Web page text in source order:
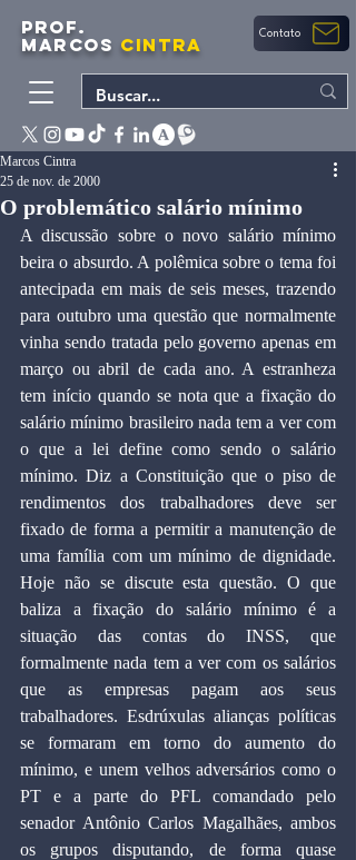
PROF.
MARCOS CINTRA Contato
O problemático salário mínimo
Marcos Cintra
25 de nov. de 2000
A discussão sobre o novo salário mínimo
beira o absurdo. A polêmica sobre o tema foi
antecipada em mais de seis meses, trazendo
para outubro uma questão que normalmente
vinha sendo tratada pelo governo apenas em
março ou abril de cada ano. A estranheza
tem início quando se nota que a fixação do
salário mínimo brasileiro nada tem a ver com
o que a lei define como sendo o salário
mínimo. Diz a Constituição que o piso de
rendimentos dos trabalhadores deve ser
fixado de forma a permitir a manutenção de
uma família com um mínimo de dignidade.
Hoje não se discute esta questão. O que
baliza a fixação do salário mínimo é a
situação das contas do INSS, que
formalmente nada tem a ver com os salários
que as empresas pagam aos seus
trabalhadores. Esdrúxulas alianças políticas
se formaram em torno do aumento do
mínimo, e unem velhos adversários como o
PT e a parte do PFL comandado pelo
senador Antônio Carlos Magalhães, ambos
os grupos disputando, de forma quase